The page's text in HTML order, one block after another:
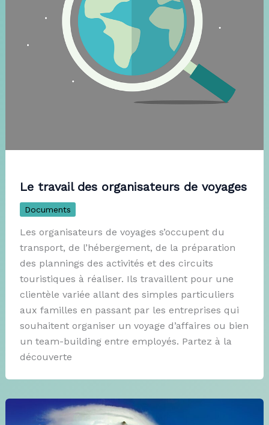
Le travail des organisateurs de voyages
Documents
Les organisateurs de voyages s’occupent du
transport, de l’hébergement, de la préparation
des plannings des activités et des circuits
touristiques à réaliser. Ils travaillent pour une
clientèle variée allant des simples particuliers
aux familles en passant par les entreprises qui
souhaitent organiser un voyage d’affaires ou bien
un team-building entre employés. Partez à la
découverte